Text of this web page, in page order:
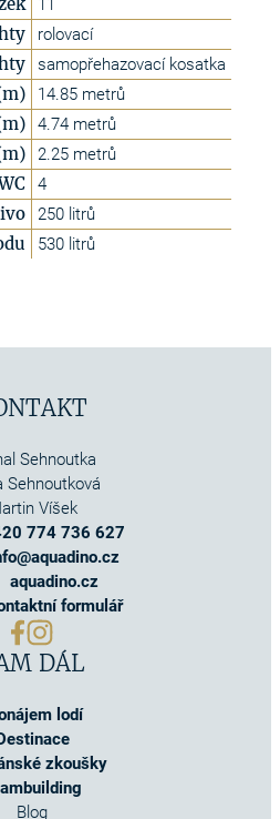
11
rolovací
samopřehazovací kosatka
14.85 metrů
4.74 metrů
2.25 metrů
4
250 litrů
530 litrů
Sehnoutka
Sehnoutková
Víšek
774 736 627
aquadino.cz
formulář
DÁL
lodí
zkoušky
Blog